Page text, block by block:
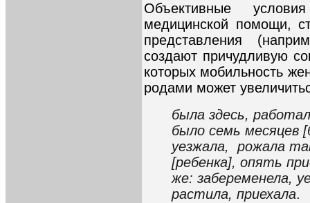
Объективные
медицинской помощи,
представления
создают причудливую
которых мобильность
родами может
была здесь,
было семь месяцев
уезжала, рожала
[ребенка], опять
же: забеременела,
растила, приехала.